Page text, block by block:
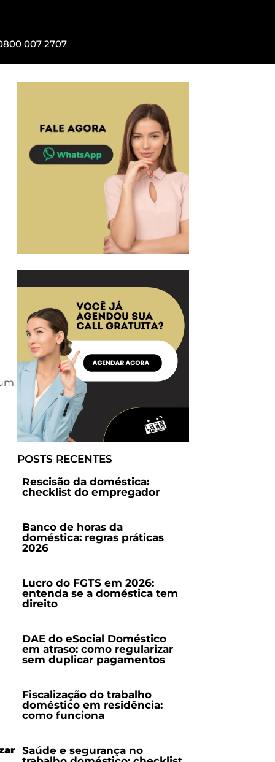
007 2707
POSTS RECENTES
Rescisão da doméstica:
checklist do empregador
Banco de horas da
doméstica: regras práticas
2026
Lucro do FGTS em 2026:
entenda se a doméstica tem
direito
DAE do eSocial Doméstico
em atraso: como regularizar
sem duplicar pagamentos
Fiscalização do trabalho
doméstico em residência:
como funciona
Saúde e segurança no